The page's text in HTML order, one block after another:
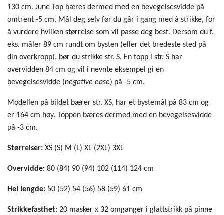
130 cm. June Top bæres dermed med en bevegelsesvidde på
omtrent -5 cm. Mål deg selv før du går i gang med å strikke, for
å vurdere hvilken størrelse som vil passe deg best. Dersom du f.
eks. måler 89 cm rundt om bysten (eller det bredeste sted på
din overkropp), bør du strikke str. S. En topp i str. S har
overvidden 84 cm og vil i nevnte eksempel gi en
bevegelsesvidde (negative ease) på -5 cm.
Modellen på bildet bærer str. XS, har et bystemål på 83 cm og
er 164 cm høy. Toppen bæres dermed med en bevegelsesvidde
på -3 cm.
Størrelser: XS (S) M (L) XL (2XL) 3XL
Overvidde: 80 (84) 90 (94) 102 (114) 124 cm
Hel lengde: 50 (52) 54 (56) 58 (59) 61 cm
Strikkefasthet: 20 masker x 32 omganger i glattstrikk på pinne